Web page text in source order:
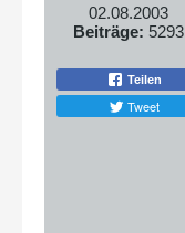
02.08.2003
Beiträge: 5293
Teilen
Tweet